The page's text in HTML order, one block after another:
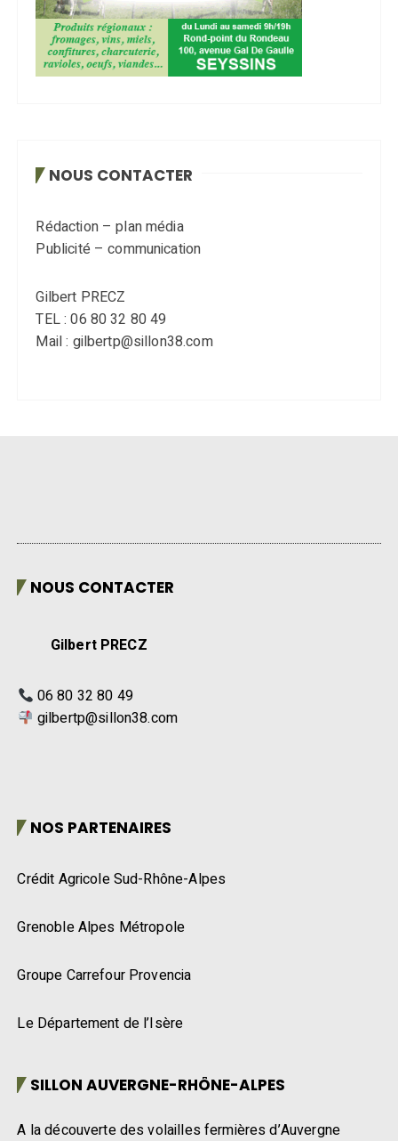
NOUS CONTACTER
Rédaction – plan média
Publicité – communication
Gilbert PRECZ
TEL : 06 80 32 80 49
Mail : gilbertp@sillon38.com
NOUS CONTACTER
Gilbert PRECZ
06 80 32 80 49
gilbertp@sillon38.com
NOS PARTENAIRES
Crédit Agricole Sud-Rhône-Alpes
Grenoble Alpes Métropole
Groupe Carrefour Provencia
Le Département de l’Isère
SILLON AUVERGNE-RHÔNE-ALPES
A la découverte des volailles fermières d’Auvergne